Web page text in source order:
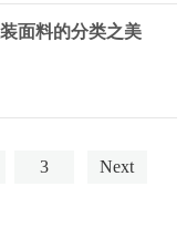
面料的分类之美
3 Next